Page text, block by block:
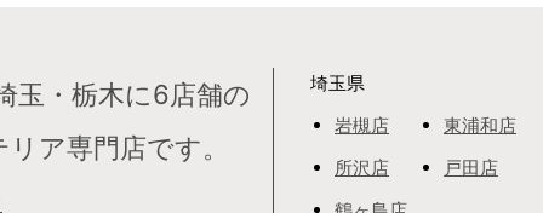
玉・栃木に6店舗の
ア専門店です。
埼玉県
岩槻店
東浦和店
所沢店
戸田店